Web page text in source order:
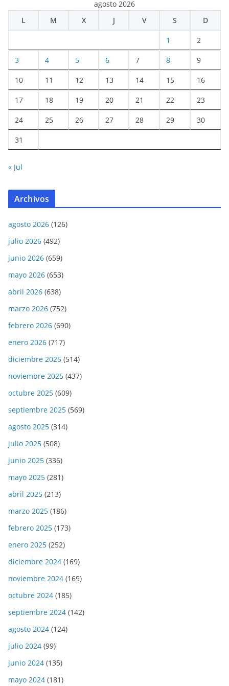
agosto 2026
L
M X J V S D
1 2
3 4 5 6 7 8 9
10 11 12 13 14 15 16
17 18 19 20 21 22 23
24 25 26 27 28 29 30
31
« Jul
Archivos
agosto 2026 (126)
julio 2026 (492)
junio 2026 (659)
mayo 2026 (653)
abril 2026 (638)
marzo 2026 (752)
febrero 2026 (690)
enero 2026 (717)
diciembre 2025 (514)
noviembre 2025 (437)
octubre 2025 (609)
septiembre 2025 (569)
agosto 2025 (314)
julio 2025 (508)
junio 2025 (336)
mayo 2025 (281)
abril 2025 (213)
marzo 2025 (186)
febrero 2025 (173)
enero 2025 (252)
diciembre 2024 (169)
noviembre 2024 (169)
octubre 2024 (185)
septiembre 2024 (142)
agosto 2024 (124)
julio 2024 (99)
junio 2024 (135)
mayo 2024 (181)